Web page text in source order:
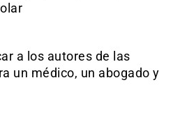
a los autores de las
un médico, un abogado y